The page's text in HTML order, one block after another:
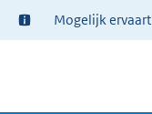
Ter
informatie:
Mogelijk